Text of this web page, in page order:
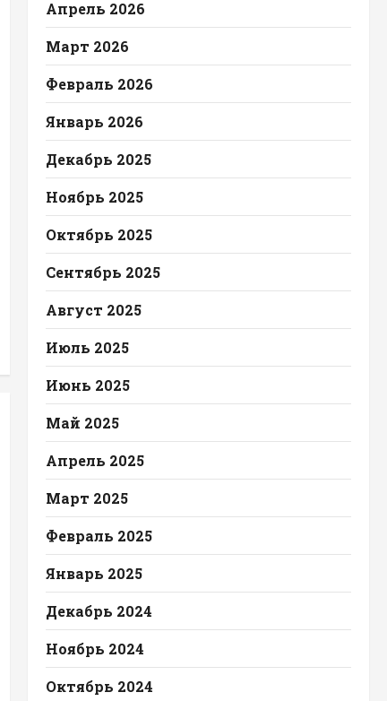
Апрель 2026
Март 2026
Февраль 2026
Январь 2026
Декабрь 2025
Ноябрь 2025
Октябрь 2025
Сентябрь 2025
Август 2025
Июль 2025
Июнь 2025
Май 2025
Апрель 2025
Март 2025
Февраль 2025
Январь 2025
Декабрь 2024
Ноябрь 2024
Октябрь 2024